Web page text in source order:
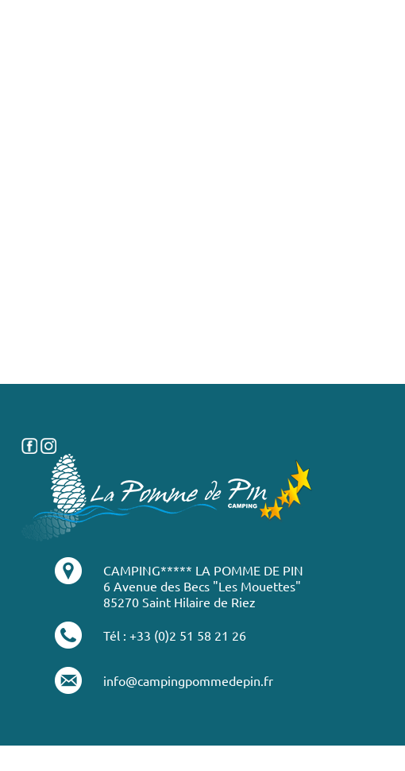
CAMPING***** LA POMME DE PIN
6 Avenue des Becs "Les Mouettes"
85270 Saint Hilaire de Riez
Tél : +33 (0)2 51 58 21 26
info@campingpommedepin.fr